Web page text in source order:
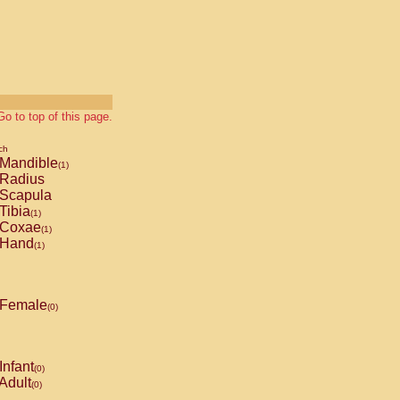
to top of this page.
Mandible(1)
Radius
Scapula
Tibia(1)
Coxae(1)
Hand(1)
Female(0)
Infant(0)
(0)